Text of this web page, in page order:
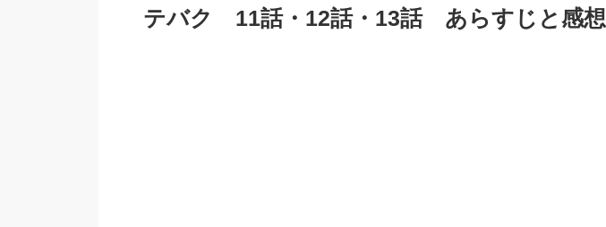
テバク 11話・12話・13話 あらすじと感想